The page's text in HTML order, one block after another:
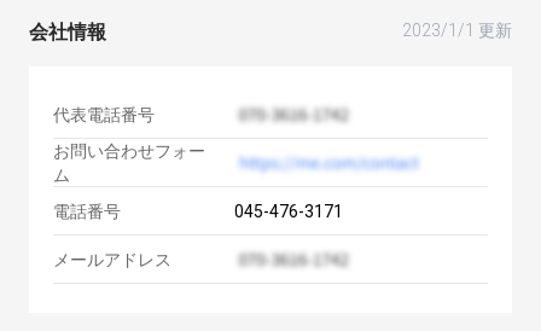
会社情報 2023/1/1 更新
代表電話番号
お問い合わせフォー
ム
電話番号
045-476-3171
メールアドレス